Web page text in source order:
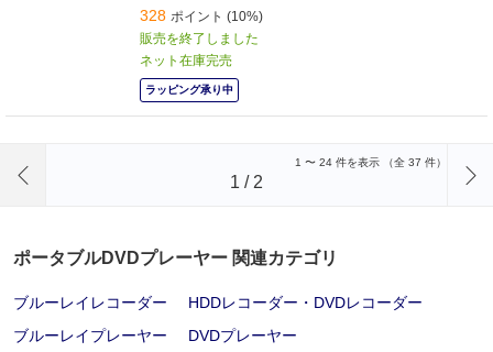
328 ポイント (10%)
販売を終了しました
ネット在庫完売
ラッピング承り中
1 〜 24 件を表示 （全 37 件）
1 / 2
ポータブルDVDプレーヤー 関連カテゴリ
ブルーレイレコーダー
HDDレコーダー・DVDレコーダー
ブルーレイプレーヤー
DVDプレーヤー